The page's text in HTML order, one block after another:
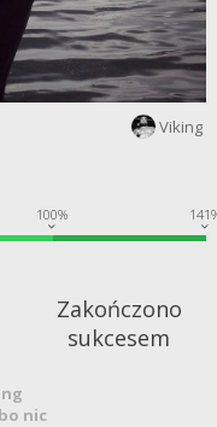
Viking
100%
Zakończono
sukcesem
nic